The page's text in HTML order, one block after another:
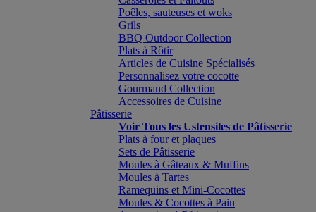
Poêles, sauteuses et woks
Grils
BBQ Outdoor Collection
Plats à Rôtir
Articles de Cuisine Spécialisés
Personnalisez votre cocotte
Gourmand Collection
Accessoires de Cuisine
Pâtisserie
Voir Tous les Ustensiles de Pâtisserie
Plats à four et plaques
Sets de Pâtisserie
Moules à Gâteaux & Muffins
Moules à Tartes
Ramequins et Mini-Cocottes
Moules & Cocottes à Pain